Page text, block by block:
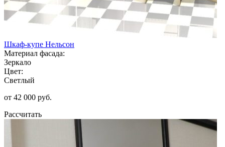
Шкаф-купе Нельсон
Материал фасада:
Зеркало
Цвет:
Светлый
от 42 000 руб.
Рассчитать